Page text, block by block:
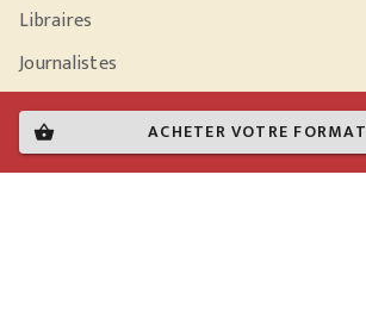
shopping_basket ACHETER VOTRE FORMAT
Libraires
Journalistes